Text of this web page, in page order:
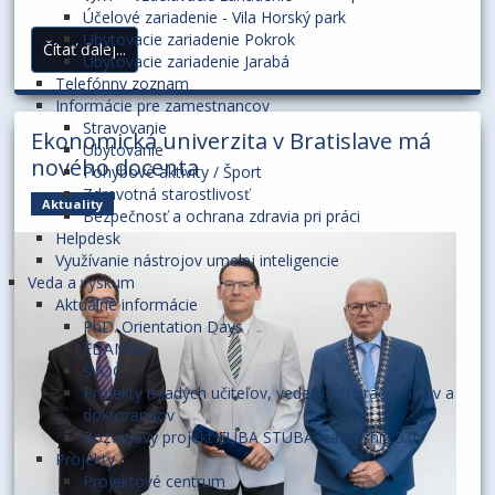
Účelové zariadenie - Vila Horský park
Ubytovacie zariadenie Pokrok
Ubytovacie zariadenie Jarabá
Telefónny zoznam
Informácie pre zamestnancov
Stravovanie
Ubytovanie
Pohybové aktivity / Šport
Zdravotná starostlivosť
Bezpečnosť a ochrana zdravia pri práci
Helpdesk
Využívanie nástrojov umelej inteligencie
Veda a výskum
Aktuálne informácie
PhD. Orientation Days
EDAMBA
ŠVOČ
Projekty mladých učiteľov, vedeckých pracovníkov a
doktorandov
Rozvojový projekt EUBA STUBA leadership 5.0
Projekty
Projektové centrum
absolventov Univerzity tretieho veku Ekonomickej univerzity
v Bratislave. Viac ako 500 [ ... ]
Čítať ďalej...
Ekonomická univerzita v Bratislave má
nového docenta
Aktuality